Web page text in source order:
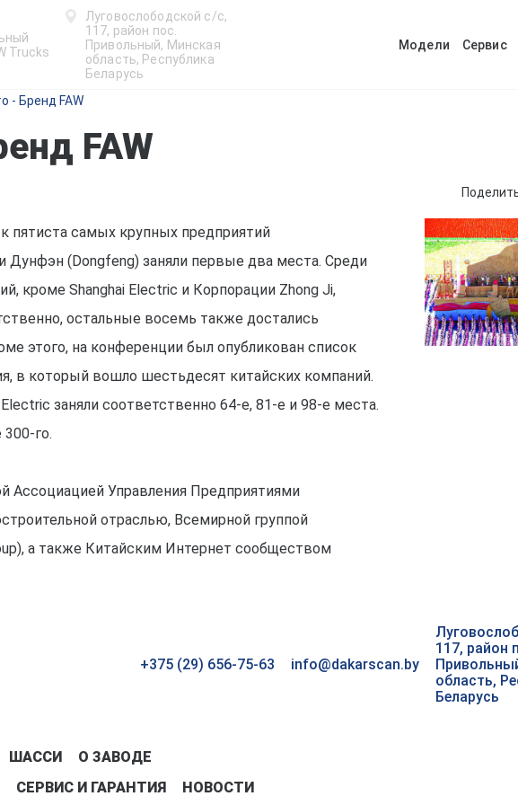
Trucks
Луговослободской с/с,
117, район пос.
Привольный, Минская
область, Республика
Беларусь
Модели Сервис
- Бренд FAW
FAW
пятиста самых крупных предприятий
Дунфэн (Dongfeng) заняли первые два места. Среди
кроме Shanghai Electric и Корпорации Zhong Ji,
остальные восемь также достались
этого, на конференции был опубликован список
в который вошло шестьдесят китайских компаний.
заняли соответственно 64-е, 81-е и 98-е места.
го.
Ассоциацией Управления Предприятиями
отраслью, Всемирной группой
а также Китайским Интернет сообществом
+375 (29) 656-75-63 info@dakarscan.by
117, район
область,
Беларусь
ШАССИ
О ЗАВОДЕ
СЕРВИС И ГАРАНТИЯ НОВОСТИ